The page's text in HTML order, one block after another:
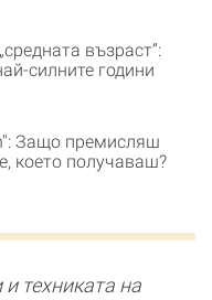
възраст“:
силните години
Защо премисляш
което получаваш?
техниката на